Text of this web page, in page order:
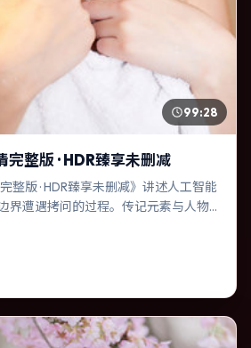
99:28
完整版 · HDR臻享未删减
整版 · HDR臻享未删减》讲述人工智能
界遭遇拷问的过程。传记元素与人物
、提莫西·查拉梅的对手戏尤为出彩。
中积蓄张力，本片亦在德国实地取